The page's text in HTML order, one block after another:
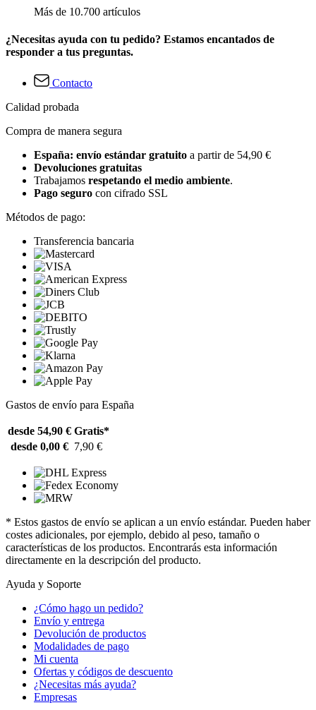
Más de 10.700 artículos
¿Necesitas ayuda con tu pedido? Estamos encantados de
responder a tus preguntas.
Contacto
Calidad probada
Compra de manera segura
España: envío estándar gratuito a partir de 54,90 €
Devoluciones gratuitas
Trabajamos respetando el medio ambiente.
Pago seguro con cifrado SSL
Métodos de pago:
Transferencia bancaria
Gastos de envío para España
desde 54,90 € Gratis*
desde 0,00 € 7,90 €
* Estos gastos de envío se aplican a un envío estándar. Pueden haber
costes adicionales, por ejemplo, debido al peso, tamaño o
características de los productos. Encontrarás esta información
directamente en la descripción del producto.
Ayuda y Soporte
¿Cómo hago un pedido?
Envío y entrega
Devolución de productos
Modalidades de pago
Mi cuenta
Ofertas y códigos de descuento
¿Necesitas más ayuda?
Empresas